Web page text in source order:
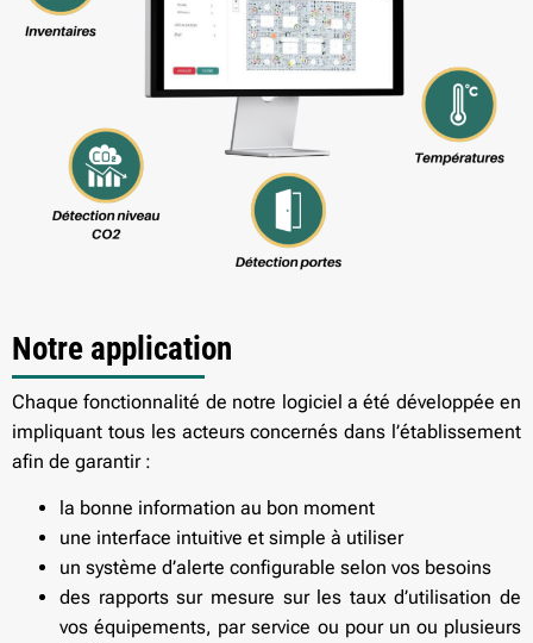
Notre application
Chaque fonctionnalité de notre logiciel a été développée en
impliquant tous les acteurs concernés dans l’établissement
afin de garantir :
la bonne information au bon moment
une interface intuitive et simple à utiliser
un système d’alerte configurable selon vos besoins
des rapports sur mesure sur les taux d’utilisation de
vos équipements, par service ou pour un ou plusieurs